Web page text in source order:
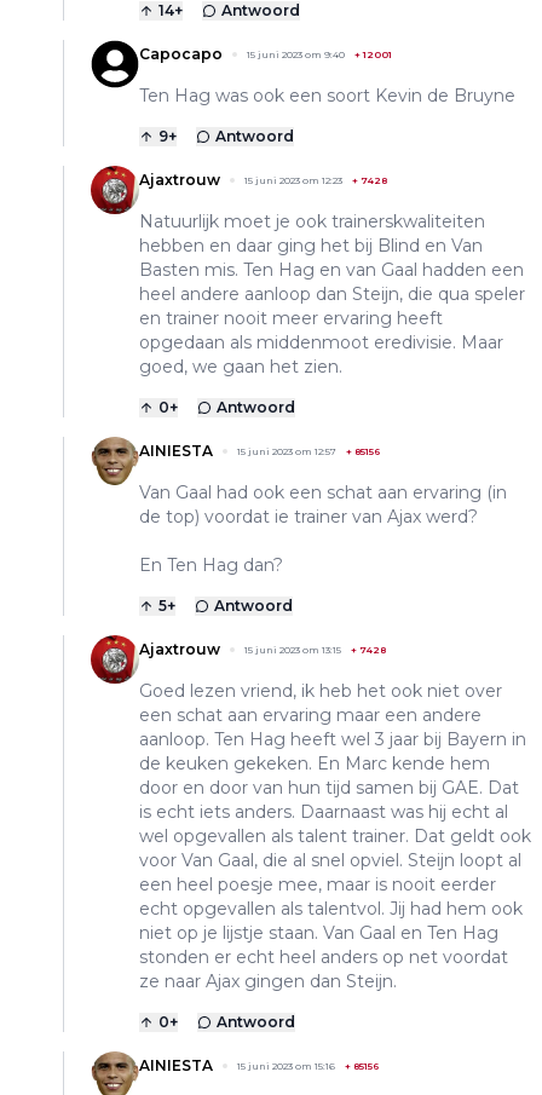
14+ Antwoord
Capocapo 15 juni 2023 om 9:40 +12001
Ten Hag was ook een soort Kevin de Bruyne
9+ Antwoord
Ajaxtrouw 15 juni 2023 om 12:23 + 7428
Natuurlijk moet je ook trainerskwaliteiten
hebben en daar ging het bij Blind en Van
Basten mis. Ten Hag en van Gaal hadden een
heel andere aanloop dan Steijn, die qua speler
en trainer nooit meer ervaring heeft
opgedaan als middenmoot eredivisie. Maar
goed, we gaan het zien.
0+ Antwoord
AINIESTA 15 juni 2023 om 12:57 + 85156
Van Gaal had ook een schat aan ervaring (in
de top) voordat ie trainer van Ajax werd?
En Ten Hag dan?
5+ Antwoord
Ajaxtrouw 15 juni 2023 om 13:15 + 7428
Goed lezen vriend, ik heb het ook niet over
een schat aan ervaring maar een andere
aanloop. Ten Hag heeft wel 3 jaar bij Bayern in
de keuken gekeken. En Marc kende hem
door en door van hun tijd samen bij GAE. Dat
is echt iets anders. Daarnaast was hij echt al
wel opgevallen als talent trainer. Dat geldt ook
voor Van Gaal, die al snel opviel. Steijn loopt al
een heel poesje mee, maar is nooit eerder
echt opgevallen als talentvol. Jij had hem ook
niet op je lijstje staan. Van Gaal en Ten Hag
stonden er echt heel anders op net voordat
ze naar Ajax gingen dan Steijn.
0+ Antwoord
AINIESTA 15 juni 2023 om 15:16 + 85156